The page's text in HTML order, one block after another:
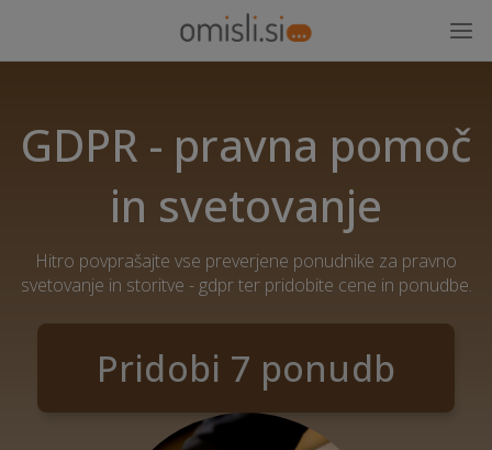
GDPR - pravna pomoč
in svetovanje
Hitro povprašajte vse preverjene ponudnike za pravno
svetovanje in storitve - gdpr ter pridobite cene in ponudbe.
Pridobi 7 ponudb